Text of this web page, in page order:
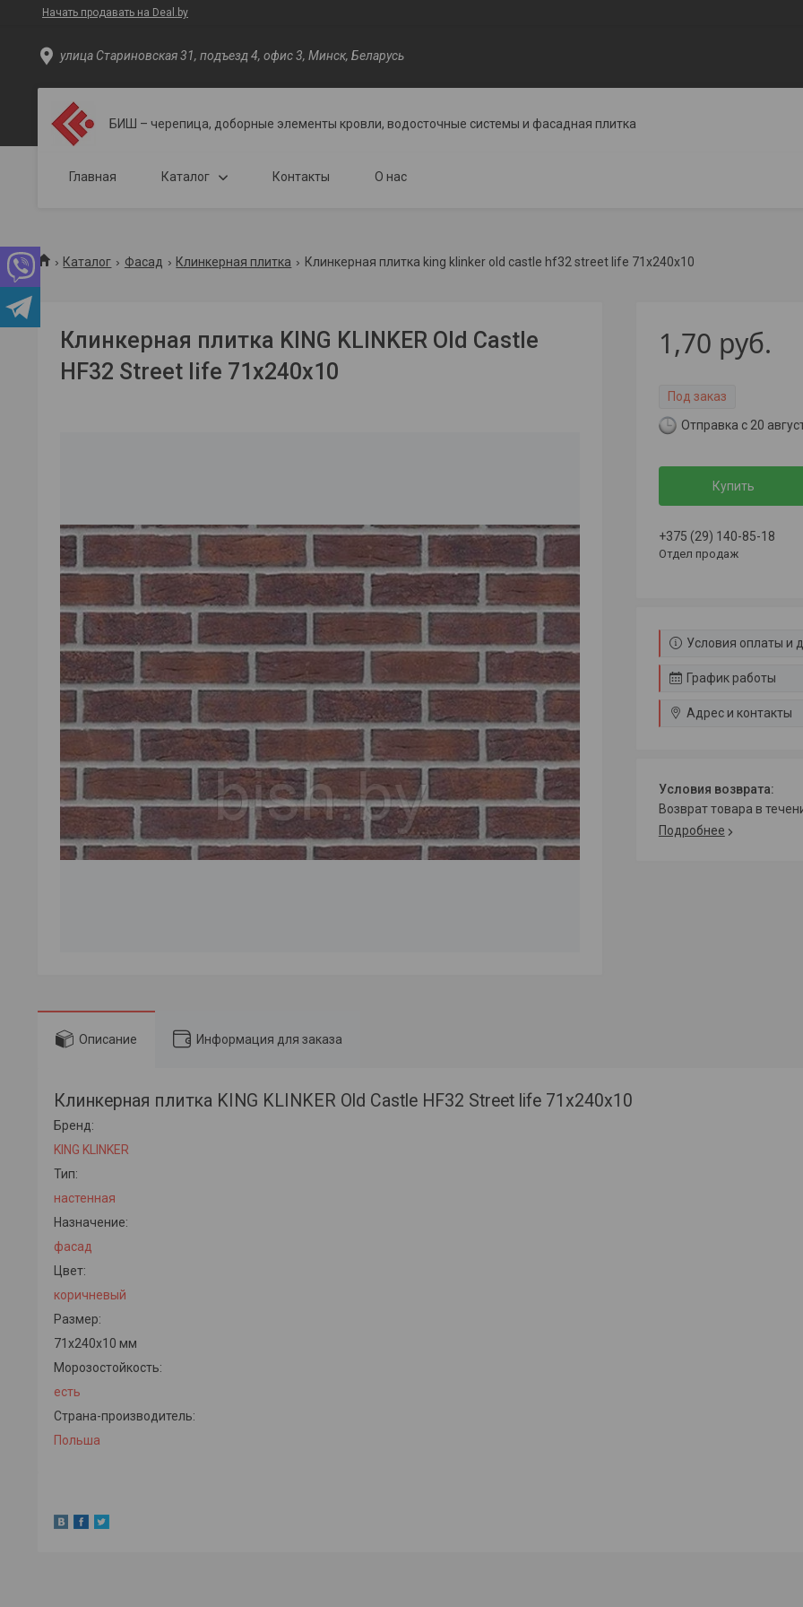
Начать продавать на Deal.by
улица Стариновская 31, подъезд 4, офис 3, Минск, Беларусь
БИШ – черепица, доборные элементы кровли, водосточные системы и фасадная плитка
Главная Каталог Контакты О нас
Каталог Фасад Клинкерная плитка Клинкерная плитка king klinker old castle hf32 street life 71x240x10
Клинкерная плитка KING KLINKER Old Castle
HF32 Street life 71x240x10
1,70 руб.
Под заказ
Отправка с 20
Купить
+375 (29) 140-85-18
Отдел продаж
Условия оплаты и
График работы
Адрес и контакты
возврат товара в
Подробнее
Описание Информация для заказа
Клинкерная плитка KING KLINKER Old Castle HF32 Street life 71x240x10
Бренд:
KING KLINKER
Тип:
настенная
Назначение:
фасад
Цвет:
коричневый
Размер:
71x240x10 мм
Морозостойкость:
есть
Страна-производитель:
Польша